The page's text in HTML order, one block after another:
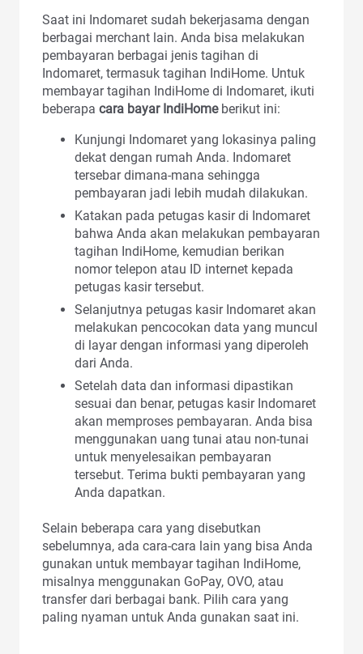
Saat ini Indomaret sudah bekerjasama dengan
berbagai merchant lain. Anda bisa melakukan
pembayaran berbagai jenis tagihan di
Indomaret, termasuk tagihan IndiHome. Untuk
membayar tagihan IndiHome di Indomaret, ikuti
beberapa cara bayar IndiHomeberikut ini:
Kunjungi Indomaret yang lokasinya paling
dekat dengan rumah Anda. Indomaret
tersebar dimana-mana sehingga
pembayaran jadi lebih mudah dilakukan.
Katakan pada petugas kasir di Indomaret
bahwa Anda akan melakukan pembayaran
tagihan IndiHome, kemudian berikan
nomor telepon atau ID internet kepada
petugas kasir tersebut.
Selanjutnya petugas kasir Indomaret akan
melakukan pencocokan data yang muncul
di layar dengan informasi yang diperoleh
dari Anda.
Setelah data dan informasi dipastikan
sesuai dan benar, petugas kasir Indomaret
akan memproses pembayaran. Anda bisa
menggunakan uang tunai atau non-tunai
untuk menyelesaikan pembayaran
tersebut. Terima bukti pembayaran yang
Anda dapatkan.
Selain beberapa cara yang disebutkan
sebelumnya, ada cara-cara lain yang bisa Anda
gunakan untuk membayar tagihan IndiHome,
misalnya menggunakan GoPay, OVO, atau
transfer dari berbagai bank. Pilih cara yang
paling nyaman untuk Anda gunakan saat ini.